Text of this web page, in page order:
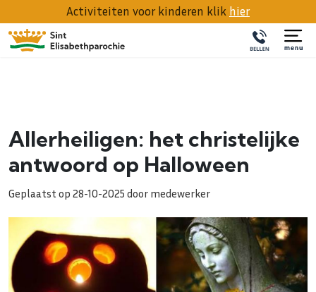
Activiteiten voor kinderen klik hier
Allerheiligen: het christelijke
antwoord op Halloween
Geplaatst op 28-10-2025 door medewerker